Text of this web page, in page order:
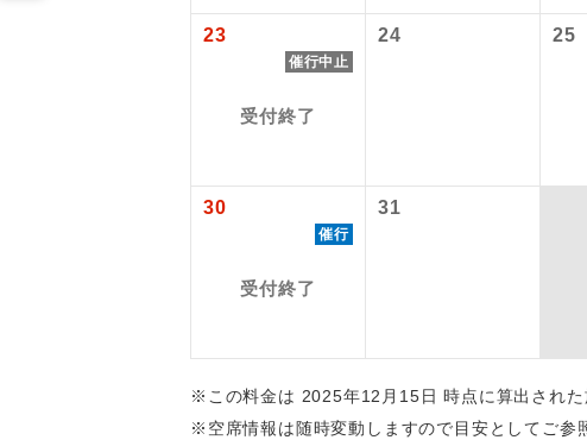
23
催行中止
受付終了
24 25
30
催行
受付終了
31
※この料金は 2025年12月15日 時点に算出された
※空席情報は随時変動しますので目安としてご参
トラベルイヤホ